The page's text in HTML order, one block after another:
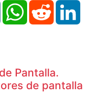
VK WhatsAppReddit
Pantalla.
de pantalla